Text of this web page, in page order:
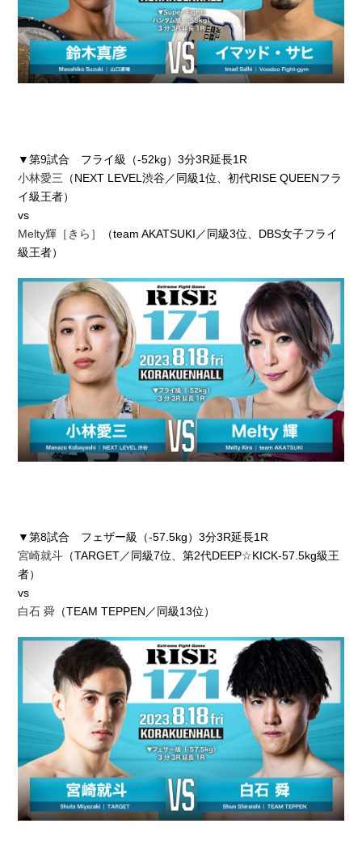
▼第9試合 フライ級（-52kg）3分3R延長1R
小林愛三 （NEXT LEVEL渋谷／同級1位、初代RISE QUEENフラ
イ級王者）
vs
Melty輝［きら］
（team AKATSUKI／同級3位、DBS女子フライ
級王者）
▼第8試合 フェザー級（-57.5kg）3分3R延長1R
宮崎就斗 （TARGET／同級7位、第2代DEEP☆KICK-57.5kg級王
者）
vs
白石 舜 （TEAM TEPPEN／同級13位）